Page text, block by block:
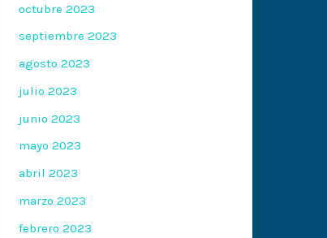
octubre 2023
septiembre 2023
agosto 2023
julio 2023
junio 2023
mayo 2023
abril 2023
marzo 2023
febrero 2023